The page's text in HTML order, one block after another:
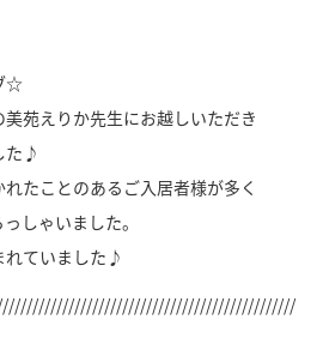
☆
苑えりか先生にお越しいただき
た♪
たことのあるご入居者様が多く
しゃいました。
れていました♪